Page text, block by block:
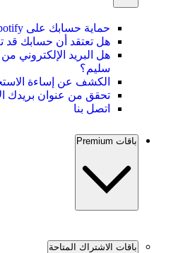
حماية حسابك على Spotify
هل تعتقد أن حسابك قد
سليم؟
الكشف عن إساءة
تحقق من عنوان بريدك
اتصل بنا
باقات Premium
باقات الاشتراك المتاحة